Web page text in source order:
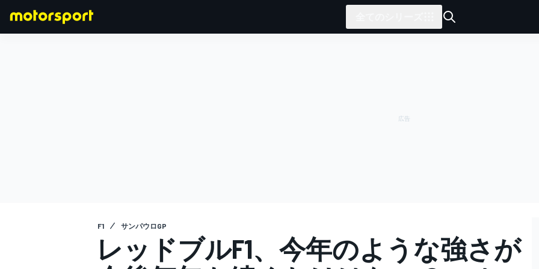
F1 サンパウロGP
レッドブルF1、今年のような強さが